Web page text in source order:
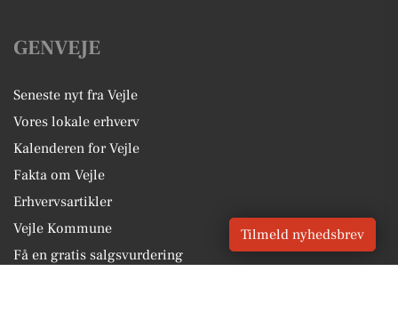
GENVEJE
Seneste nyt fra Vejle
Vores lokale erhverv
Kalenderen for Vejle
Fakta om Vejle
Erhvervsartikler
Vejle Kommune
Få en gratis salgsvurdering
Tilmeld nyhedsbrev